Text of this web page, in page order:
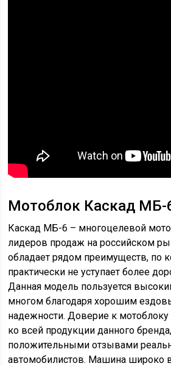
Мотоблок Каскад МБ-
Каскад МБ-6 – многоцелевой
лидеров продаж на российском
обладает рядом преимуществ, по
практически не уступает более
Данная модель пользуется
многом благодаря хорошим
надежности. Доверие к
ко всей продукции данного
положительными отзывами
автомобилистов. Машина широко